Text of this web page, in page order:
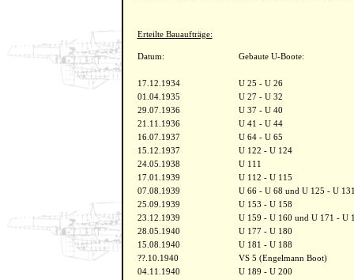
Erteilte Bauaufträge:
Datum: Gebaute U-Boote:
17.12.1934
U 25 - U 26
01.04.1935
U 27 - U 32
29.07.1936
U 37 - U 40
21.11.1936
U 41 - U 44
16.07.1937
U 64 - U 65
15.12.1937
U 122 - U 124
24.05.1938
U 111
17.01.1939
U 112 - U 115
07.08.1939
U 66 - U 68 und U 125 - U
25.09.1939
U 153 - U 158
23.12.1939
U 159 - U 160 und U 171 - U
28.05.1940
U 177 - U 180
15.08.1940
U 181 - U 188
??.10.1940
VS 5 (Engelmann Boot)
04.11.1940
U 189 - U 200